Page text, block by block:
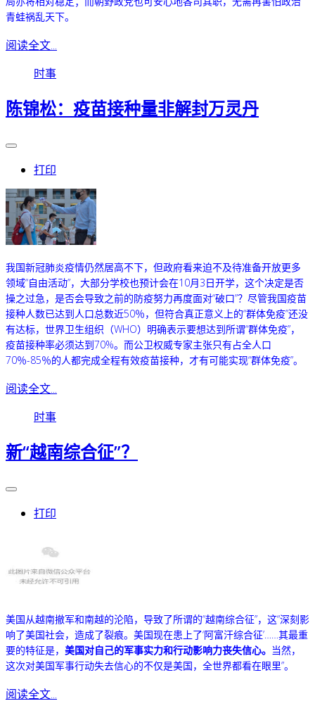
青蛙祸乱天下。
阅读全文...
时事
陈锦松：疫苗接种量非解封万灵丹
打印
我国新冠肺炎疫情仍然居高不下，但政府看来迫不及待准备开放更多
领域“自由活动”，大部分学校也预计会在10月3日开学，这个决定是否
操之过急，是否会导致之前的防疫努力再度面对“破口”？尽管我国疫苗
接种人数已达到人口总数近50％，但符合真正意义上的“群体免疫”还没
有达标，世界卫生组织（WHO）明确表示要想达到所谓“群体免疫”，
疫苗接种率必须达到70%。而公卫权威专家主张只有占全人口
70％-85％的人都完成全程有效疫苗接种，才有可能实现“群体免疫”。
阅读全文...
时事
新“越南综合征”？
打印
美国从越南撤军和南越的沦陷，导致了所谓的“越南综合征”，这“深刻影
响了美国社会，造成了裂痕。美国现在患上了‘阿富汗综合征’……其最重
要的特征是， 美国对自己的军事实力和行动影响力丧失信心。 当然，
这次对美国军事行动失去信心的不仅是美国，全世界都看在眼里”。
阅读全文...